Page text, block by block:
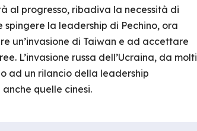
al progresso, ribadiva la necessità di
la leadership di Pechino, ora
un’invasione di Taiwan e ad accettare
L’invasione russa dell’Ucraina, da molti
ad un rilancio della leadership
quelle cinesi.